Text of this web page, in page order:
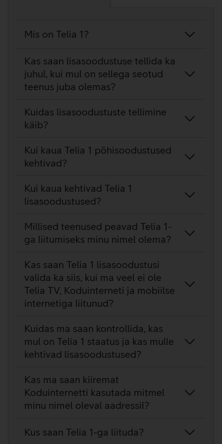
Mis on Telia 1?
Kas saan lisasoodustuse tellida ka
juhul, kui mul on sellega seotud
teenus juba olemas?
Kuidas lisasoodustuste tellimine
käib?
Kui kaua Telia 1 põhisoodustused
kehtivad?
Kui kaua kehtivad Telia 1
lisasoodustused?
Millised teenused peavad Telia 1-
ga liitumiseks minu nimel olema?
Kas saan Telia 1 lisasoodustusi
valida ka siis, kui ma veel ei ole
Telia TV, Koduinterneti ja mobiilse
internetiga liitunud?
Kuidas ma saan kontrollida, kas
mul on Telia 1 staatus ja kas mulle
kehtivad lisasoodustused?
Kas ma saan kiiremat
Koduinternetti kasutada mitmel
minu nimel oleval aadressil?
Kus saan Telia 1-ga liituda?